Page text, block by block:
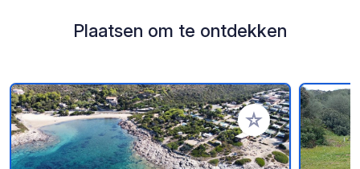
Plaatsen om te ontdekken
Voeg toe aan je